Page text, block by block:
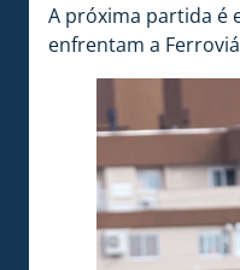
A próxima partida é
enfrentam a